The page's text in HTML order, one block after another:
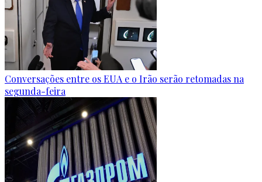
Conversações entre os EUA e o Irão serão retomadas na
segunda-feira